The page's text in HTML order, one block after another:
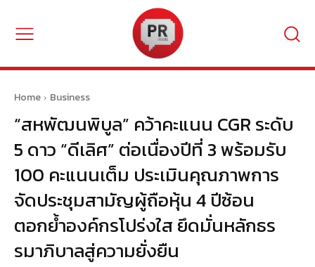
Home Business
“สหพัฒนพิบูล” คว้าคะแนน CGR ระดับ
5 ดาว “ดีเลิศ” ต่อเนื่องปีที่ 3 พร้อมรับ
100 คะแนนเต็ม ประเมินคุณภาพการ
จัดประชุมสามัญผู้ถือหุ้น 4 ปีซ้อน
ตอกย้ำองค์กรโปร่งใส ยึดมั่นหลักธร
รมาภิบาลสู่ความยั่งยืน